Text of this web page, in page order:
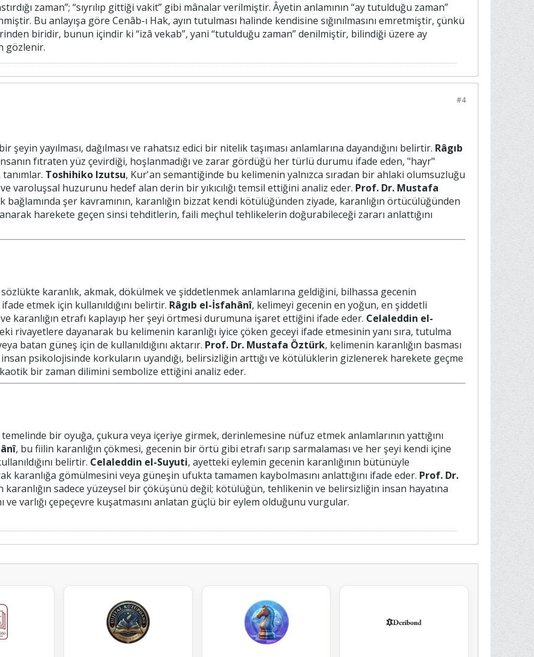
zaman”; “sıyrılıp gittiği vakit” gibi mânalar verilmiştir. Âyetin anlamının “ay tutulduğu zaman”
Bu anlayışa göre Cenâb-ı Hak, ayın tutulması halinde kendisine sığınılmasını emretmiştir, çünkü
biridir, bunun içindir ki “izâ vekab”, yani “tutulduğu zaman” denilmiştir, bilindiği üzere ay
gözlenir.​
#4
şeyin yayılması, dağılması ve rahatsız edici bir nitelik taşıması anlamlarına dayandığını belirtir. Râgıb
fıtraten yüz çevirdiği, hoşlanmadığı ve zarar gördüğü her türlü durumu ifade eden, "hayr"
Toshihiko Izutsu, Kur'an semantiğinde bu kelimenin yalnızca sıradan bir ahlaki olumsuzluğu
varoluşsal huzurunu hedef alan derin bir yıkıcılığı temsil ettiğini analiz eder. Prof. Dr. Mustafa
bağlamında şer kavramının, karanlığın bizzat kendi kötülüğünden ziyade, karanlığın örtücülüğünden
harekete geçen sinsi tehditlerin, faili meçhul tehlikelerin doğurabileceği zararı anlattığını
karanlık, akmak, dökülmek ve şiddetlenmek anlamlarına geldiğini, bilhassa gecenin
ifade etmek için kullanıldığını belirtir. Râgıb el-İsfahânî, kelimeyi gecenin en yoğun, en şiddetli
karanlığın etrafı kaplayıp her şeyi örtmesi durumuna işaret ettiğini ifade eder. Celaleddin el-
rivayetlere dayanarak bu kelimenin karanlığı iyice çöken geceyi ifade etmesinin yanı sıra, tutulma
batan güneş için de kullanıldığını aktarır. Prof. Dr. Mustafa Öztürk, kelimenin karanlığın basması
insan psikolojisinde korkuların uyandığı, belirsizliğin arttığı ve kötülüklerin gizlenerek harekete geçme
bir zaman dilimini sembolize ettiğini analiz eder.
bir oyuğa, çukura veya içeriye girmek, derinlemesine nüfuz etmek anlamlarının yattığını
, bu fiilin karanlığın çökmesi, gecenin bir örtü gibi etrafı sarıp sarmalaması ve her şeyi kendi içine
belirtir. Celaleddin el-Suyuti, ayetteki eylemin gecenin karanlığının bütünüyle
karanlığa gömülmesini veya güneşin ufukta tamamen kaybolmasını anlattığını ifade eder. Prof. Dr.
karanlığın sadece yüzeysel bir çöküşünü değil; kötülüğün, tehlikenin ve belirsizliğin insan hayatına
ve varlığı çepeçevre kuşatmasını anlatan güçlü bir eylem olduğunu vurgular.